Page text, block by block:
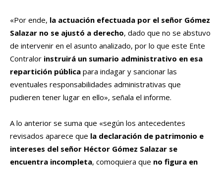
«Por ende, la actuación efectuada por el señor Gómez
Salazar no se ajustó a derecho, dado que no se abstuvo
de intervenir en el asunto analizado, por lo que este Ente
Contralor instruirá un sumario administrativo en esa
repartición pública para indagar y sancionar las
eventuales responsabilidades administrativas que
pudieren tener lugar en ello», señala el informe.
A lo anterior se suma que «según los antecedentes
revisados aparece que la declaración de patrimonio e
intereses del señor Héctor Gómez Salazar se
encuentra incompleta, comoquiera que no figura en